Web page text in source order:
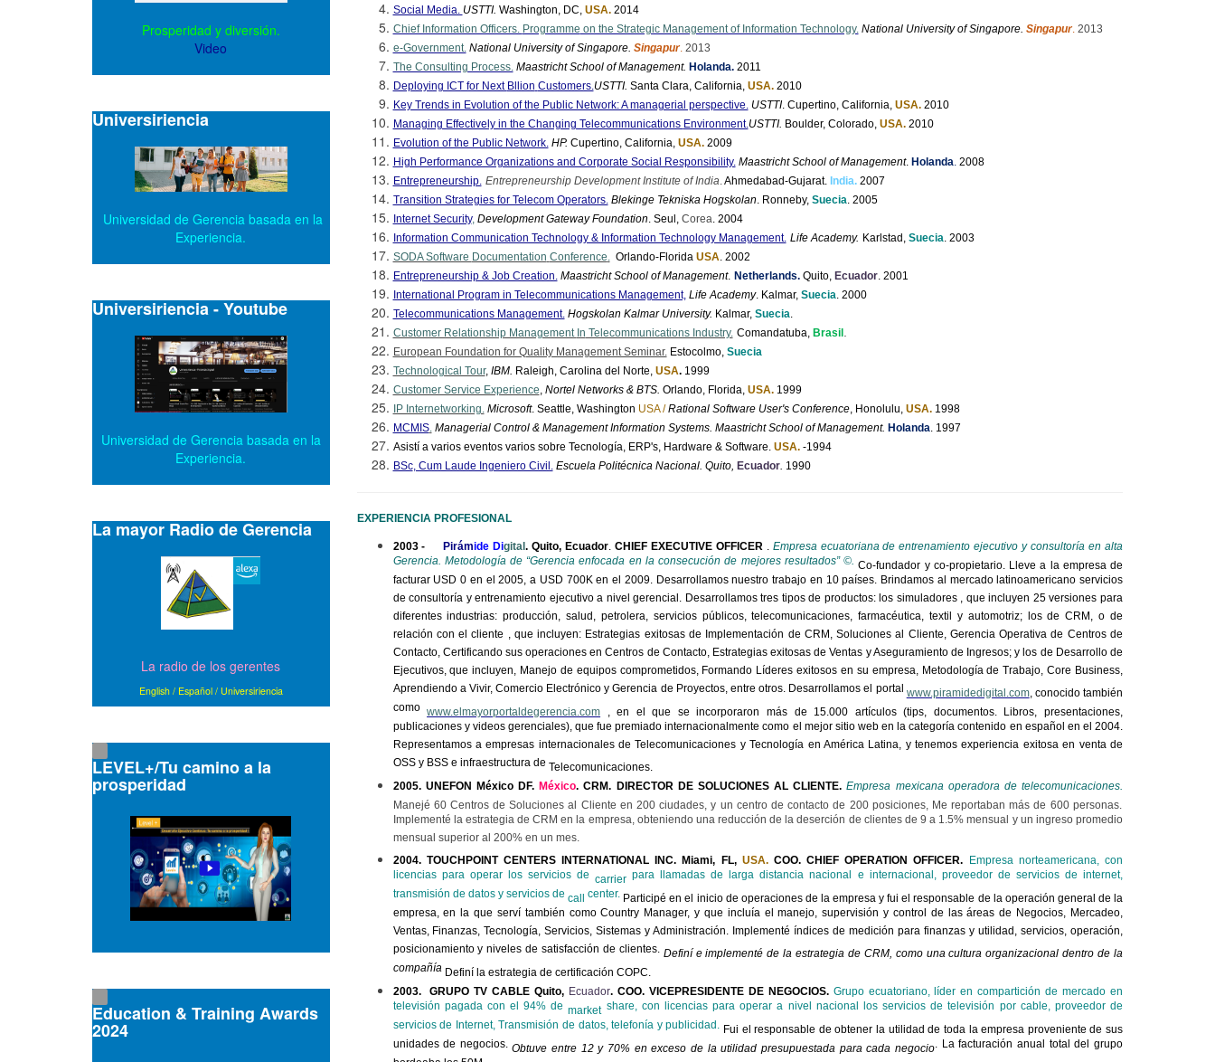
Social Media. USTTI. Washington, DC, USA. 2014
Chief Information Officers. Programme on the Strategic Management of Information Technology. National University of Singapore. Singapur. 2013
e-Government. National University of Singapore. Singapur. 2013
The Consulting Process. Maastricht School of Management. Holanda. 2011
Deploying ICT for Next Bllion Customers.USTTI. Santa Clara, California, USA. 2010
Key Trends in Evolution of the Public Network: A managerial perspective. USTTI. Cupertino, California, USA. 2010
Managing Effectively in the Changing Telecommunications Environment.USTTI. Boulder, Colorado, USA. 2010
Evolution of the Public Network.HP. Cupertino, California, USA. 2009
High Performance Organizations and Corporate Social Responsibility. Maastricht School of Management. Holanda. 2008
Entrepreneurship. Entrepreneurship Development Institute of India.Ahmedabad-Gujarat. India.2007
Transition Strategies for Telecom Operators. Blekinge Tekniska Hogskolan. Ronneby, Suecia. 2005
Internet Security, Development Gateway Foundation. Seul , Corea. 2004
Information Communication Technology & Information Technology Management. Life Academy. Karlstad, Suecia. 2003
SODA Software Documentation Conference.Orlando-FloridaUSA. 2002
Entrepreneurship & Job Creation. Maastricht School of Management. Netherlands. Quito, Ecuador. 2001
International Program in Telecommunications Management, Life Academy. Kalmar, Suecia. 2000
Telecommunications Management.Hogskolan Kalmar University. Kalmar, Suecia.
Customer Relationship Management In Telecommunications Industry. Comandatuba, Brasil.
European Foundation for Quality Management Seminar. Estocolmo, Suecia
Technological Tour, IBM. Raleigh, Carolina del Norte, USA.1999
Customer Service Experience, Nortel Networks & BTS. Orlando, Florida, USA. 1999
IP Internetworking. Microsoft. Seattle, Washington USA / Rational Software User's Conference, Honolulu, USA. 1998
MCMIS. Managerial Control & Management Information Systems. Maastricht School of Management. Holanda. 1997
Asistí a varios eventos varios sobre Tecnología, ERP's, Hardware & Software. USA. -1994
BSc, Cum Laude Ingeniero Civil.Escuela Politécnica Nacional. Quito, Ecuador. 1990
EXPERIENCIA PROFESIONAL
2003 - Pirámide Digital. Quito, Ecuador. CHIEF EXECUTIVE OFFICER . Empresa ecuatoriana de entrenamiento ejecutivo y consultoría en alta
Gerencia. Metodología de “Gerencia enfocada en la consecución de mejores resultados” ©.Co-fundador y co-propietario. Lleve a la empresa de
facturar USD 0 en el 2005, a USD 700K en el 2009. Desarrollamos nuestro trabajo en 10 países. Brindamos al mercado latinoamericano servicios
de consultoría y entrenamiento ejecutivo a nivel gerencial. Desarrollamos tres tipos de productos: los simuladores , que incluyen 25 versiones para
diferentes industrias: producción, salud, petrolera, servicios públicos, telecomunicaciones, farmacéutica, textil y automotriz; los de CRM, o de
relación con el cliente , que incluyen: Estrategias exitosas de Implementación de CRM, Soluciones al Cliente, Gerencia Operativa de Centros de
Contacto, Certificando sus operaciones en Centros de Contacto, Estrategias exitosas de Ventas y Aseguramiento de Ingresos; y los de Desarrollo de
Ejecutivos, que incluyen, Manejo de equipos comprometidos, Formando Líderes exitosos en su empresa, Metodología de Trabajo, Core Business,
Aprendiendo a Vivir, Comercio Electrónico y Gerencia de Proyectos, entre otros. Desarrollamos el portal www.piramidedigital.com, conocido también
comowww.elmayorportaldegerencia.com , en el que se incorporaron más de 15.000 artículos (tips, documentos. Libros, presentaciones,
publicaciones y videos gerenciales), que fue premiado internacionalmente como el mejor sitio web en la categoría contenido en español en el 2004.
Representamos a empresas internacionales de Telecomunicaciones y Tecnología en América Latina, y tenemos experiencia exitosa en venta de
OSS y BSS e infraestructura de Telecomunicaciones.
2005. UNEFON México DF. México. CRM. DIRECTOR DE SOLUCIONES AL CLIENTE.Empresa mexicana operadora de telecomunicaciones.
Manejé 60 Centros de Soluciones al Cliente en 200 ciudades, y un centro de contacto de 200 posiciones, Me reportaban más de 600 personas.
Implementé la estrategia de CRM en la empresa, obteniendo una reducción de la deserción de clientes de 9 a 1.5% mensual y un ingreso promedio
mensual superior al 200% en un mes.
2004. TOUCHPOINT CENTERS INTERNATIONAL INC. Miami, FL, USA. COO.CHIEF OPERATION OFFICER. Empresa norteamericana, con
licencias para operar los servicios de carrierpara llamadas de larga distancia nacional e internacional, proveedor de servicios de internet,
transmisión de datos y servicios decall center. Participé en el inicio de operaciones de la empresa y fui el responsable de la operación general de la
empresa, en la que serví también como Country Manager, y que incluía el manejo, supervisión y control de las áreas de Negocios, Mercadeo,
Ventas, Finanzas, Tecnología, Servicios, Sistemas y Administración. Implementé índices de medición para finanzas y utilidad, servicios, operación,
posicionamiento y niveles de satisfacción de clientes. Definí e implementé de la estrategia de CRM, como una cultura organizacional dentro de la
compañía Definí la estrategia de certificación COPC.
2003. GRUPO TV CABLE Quito, Ecuador. COO. VICEPRESIDENTE DE NEGOCIOS.Grupo ecuatoriano, líder en compartición de mercado en
televisión pagada con el 94% demarketshare, con licencias para operar a nivel nacional los servicios de televisión por cable, proveedor de
servicios de Internet, Transmisión de datos, telefonía y publicidad. Fui el responsable de obtener la utilidad de toda la empresa proveniente de sus
unidades de negocios.Obtuve entre 12 y 70% en exceso de la utilidad presupuestada para cada negocio. La facturación anual total del grupo
Prosperidad y diversión.
Video
Universiriencia
Universidad de Gerencia basada en la
Experiencia.
Universiriencia - Youtube
Universidad de Gerencia basada en la
Experiencia.
La mayor Radio de Gerencia
La radio de los gerentes
English/ Español/ Universiriencia
LEVEL+/Tu camino a la
prosperidad
Education & Training Awards
2024